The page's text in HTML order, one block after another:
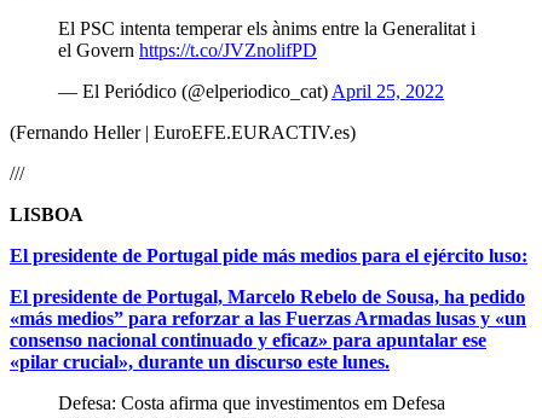
El PSC intenta temperar els ànims entre la Generalitat i
el Govern https://t.co/JVZnolifPD
— El Periódico (@elperiodico_cat) April 25, 2022
(Fernando Heller | EuroEFE.EURACTIV.es)
///
LISBOA
El presidente de Portugal pide más medios para el ejército luso:
El presidente de Portugal, Marcelo Rebelo de Sousa, ha pedido
«más medios” para reforzar a las Fuerzas Armadas lusas y «un
consenso nacional continuado y eficaz» para apuntalar ese
«pilar crucial», durante un discurso este lunes.
Defesa: Costa afirma que investimentos em Defesa